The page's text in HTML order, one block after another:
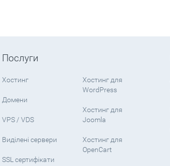
Послуги
Хостинг
Домени
VPS / VDS
Виділені сервери
SSL сертифікати
Хостинг для
WordPress
Хостинг для
Joomla
Хостинг для
OpenCart